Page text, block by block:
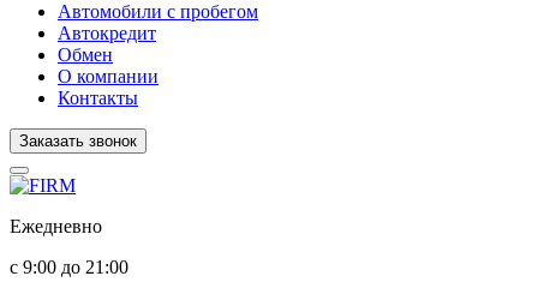
Автомобили с пробегом
Автокредит
Обмен
О компании
Контакты
Заказать звонок
Ежедневно
с 9:00 до 21:00